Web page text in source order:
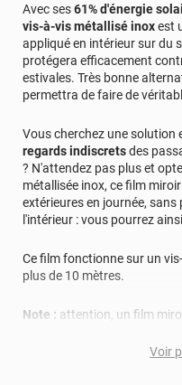
Avec ses61% d'énergie
vis-à-vis métallisé inoxest
appliqué en intérieur sur du
protégera efficacement
estivales. Très bonne
permettra de faire de
Vous cherchez une solution
regards indiscretsdes
? N'attendez pas plus et
métallisée inox, ce film
extérieures en journée,
l'intérieur : vous pourrez
Ce film fonctionne sur un
plus de 10 mètres.
Note : attention, un film
lorsqu'il y a plus de lumière
Voir